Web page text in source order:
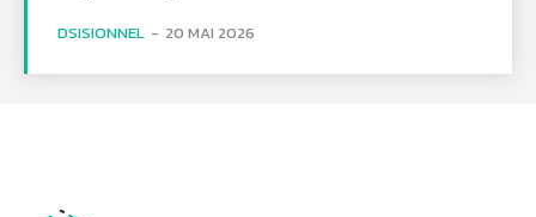
DSISIONNEL - 20 MAI 2026